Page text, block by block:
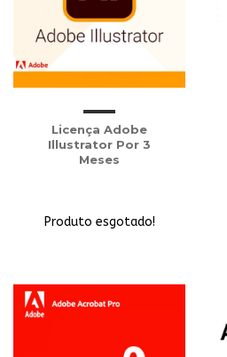
Licença Adobe
Illustrator Por 3
Meses
Produto esgotado!